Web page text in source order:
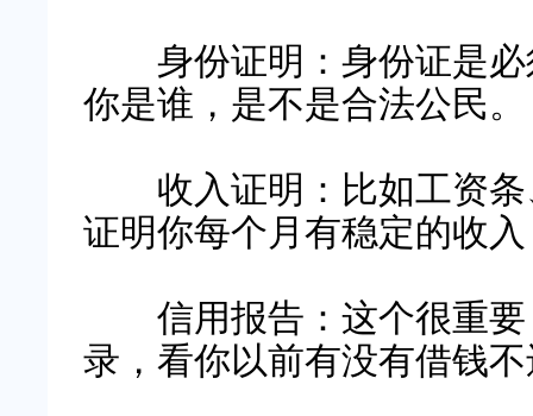
身份证明：身份证是必
你是谁，是不是合法公民。
收入证明：比如工资条
证明你每个月有稳定的收
信用报告：这个很重要
录，看你以前有没有借钱